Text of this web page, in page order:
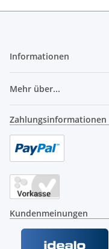
Informationen
Mehr über...
Zahlungsinformationen
Kundenmeinungen